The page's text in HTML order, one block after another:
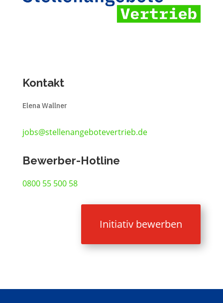
Kontakt
Elena Wallner
jobs@stellenangebotevertrieb.de
Bewerber-Hotline
0800 55 500 58
Initiativ bewerben